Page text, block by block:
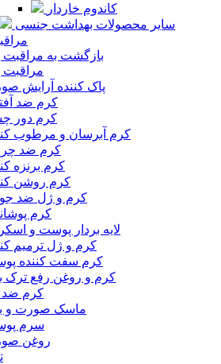
کاندوم خاردار
سایر محصولات بهداشت جنسی
بازگشت به
پاک کننده آرایش
کرم ضد
کرم دور
کرم آبرسان و مرطوب
کرم ضد
کرم برنزه
کرم روشن
کرم و ژل ضد
کرم
لایه بردار پوست و
کرم و ژل ترمیم
کرم سفت کننده
کرم و روغن رفع ترک
کرم ضد
ماسک صورت و
سرم
روغن